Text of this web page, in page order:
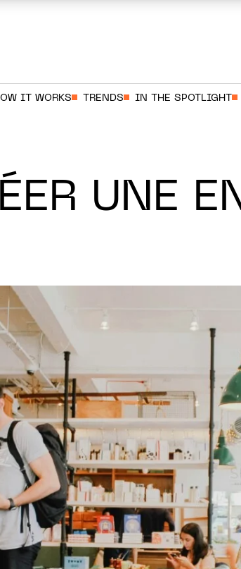
IT WORKS TRENDS IN THE SPOTLIGHT
UNE